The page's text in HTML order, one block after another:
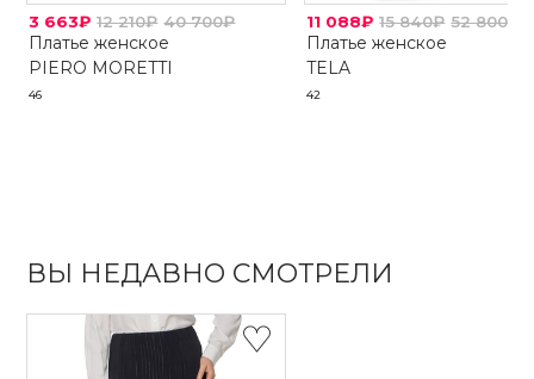
3 663₽ 12 210₽ 40 700₽
Платье женское
PIERO MORETTI
46
11 088₽ 15 840₽ 52 800₽
Платье женское
TELA
42
ВЫ НЕДАВНО СМОТРЕЛИ